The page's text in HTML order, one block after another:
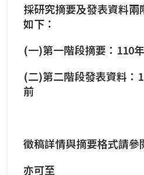
採研究摘要及發表資料兩
如下：
(一)第一階段摘要：110
(二)第二階段發表資料：
前
徵稿詳情與摘要格式請參
亦可至